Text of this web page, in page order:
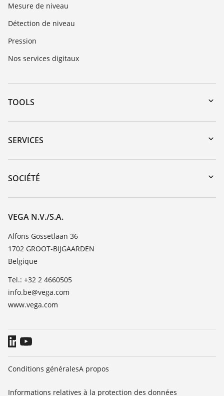
Mesure de niveau
Détection de niveau
Pression
Nos services digitaux
TOOLS
Téléchargements
Recherche par numéro de série
DTM Collection/PACTware
SERVICES
Retour d'appareil
Formations
TeamViewer
SOCIÉTÉ
Carrière
À propos de VEGA
Contact
News
Presse
Blog
VEGA N.V./S.A.
Alfons Gossetlaan 36
1702 GROOT-BIJGAARDEN
Belgique
Tel.: +32 2 4660505
info.be@vega.com
www.vega.com
Conditions généralesA propos
Informations relatives à la protection des données